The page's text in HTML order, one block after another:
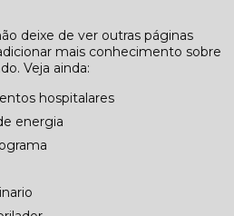
deixe de ver outras páginas
mais conhecimento sobre
Veja ainda:
hospitalares
energia